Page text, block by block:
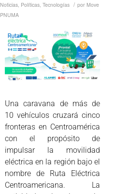
Noticias, Políticas, Tecnologías / por Move
PNUMA
Una caravana de más de
10 vehículos cruzará cinco
fronteras en Centroamérica
con el propósito de
impulsar la movilidad
eléctrica en la región bajo el
nombre de Ruta Eléctrica
Centroamericana. La